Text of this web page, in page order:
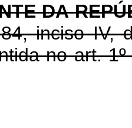
DA
inciso IV,
no art.